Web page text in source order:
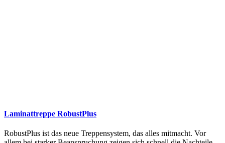
Laminattreppe RobustPlus
RobustPlus ist das neue Treppensystem, das alles mitmacht. Vor